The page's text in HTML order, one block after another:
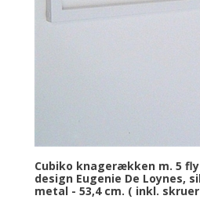
Cubiko knagerækken m. 5
design Eugenie De Loynes,
metal - 53,4 cm. ( inkl.